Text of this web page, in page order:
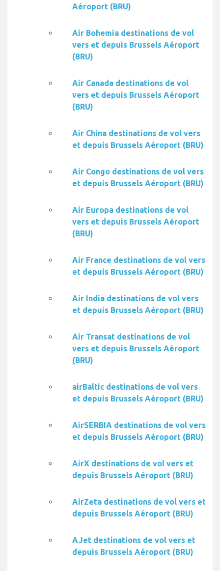
Aéroport (BRU)
Air Bohemia destinations de vol
vers et depuis Brussels Aéroport
(BRU)
Air Canada destinations de vol
vers et depuis Brussels Aéroport
(BRU)
Air China destinations de vol vers
et depuis Brussels Aéroport (BRU)
Air Congo destinations de vol vers
et depuis Brussels Aéroport (BRU)
Air Europa destinations de vol
vers et depuis Brussels Aéroport
(BRU)
Air France destinations de vol vers
et depuis Brussels Aéroport (BRU)
Air India destinations de vol vers
et depuis Brussels Aéroport (BRU)
Air Transat destinations de vol
vers et depuis Brussels Aéroport
(BRU)
airBaltic destinations de vol vers
et depuis Brussels Aéroport (BRU)
AirSERBIA destinations de vol vers
et depuis Brussels Aéroport (BRU)
AirX destinations de vol vers et
depuis Brussels Aéroport (BRU)
AirZeta destinations de vol vers et
depuis Brussels Aéroport (BRU)
AJet destinations de vol vers et
depuis Brussels Aéroport (BRU)